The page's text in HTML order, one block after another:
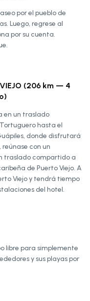
por el pueblo de
Luego, regrese al
por su cuenta.
(206 km — 4
en un traslado
hasta el
donde disfrutará
con un
traslado compartido a
de Puerto Viejo. A
Viejo y tendrá tiempo
del hotel.
libre para simplemente
y sus playas por